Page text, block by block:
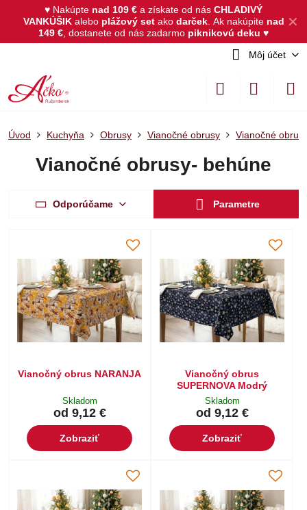
✕
♥ Nakúpte nad 109 € a získate od nás CHLADIVÝ
VANKÚŠIKalebo plážový set akodarček. Ak nakúpite nad
149 € , dostanete od nás zadarmo piknikovú deku ♥
Môj účet
Úvod Kuchyňa Obrusy Vianočné obrusy Vianočné
Vianočné obrusy- behúne
Odporúčame Parametre
Vianočný obrus NARANJA
Skladom
od 9,12 €
Zobraziť
Vianočný obrus
SUPERNOVA Modrý
Skladom
od 9,12 €
Zobraziť